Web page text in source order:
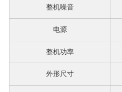
整机噪音
电源
整机功率
外形尺寸